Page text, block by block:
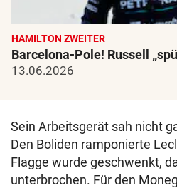
HAMILTON ZWEITER
Barcelona-Pole! Russell
13.06.2026
Sein Arbeitsgerät sah nicht
Den Boliden ramponierte
Flagge wurde geschwenkt,
unterbrochen. Für den